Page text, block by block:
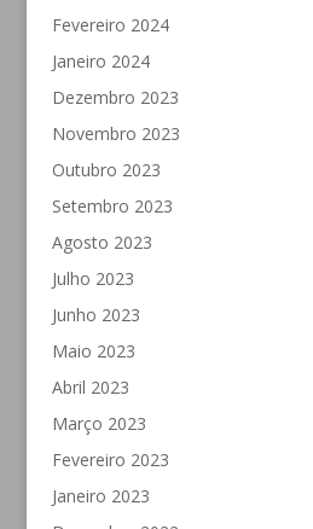
Fevereiro 2024
Janeiro 2024
Dezembro 2023
Novembro 2023
Outubro 2023
Setembro 2023
Agosto 2023
Julho 2023
Junho 2023
Maio 2023
Abril 2023
Março 2023
Fevereiro 2023
Janeiro 2023